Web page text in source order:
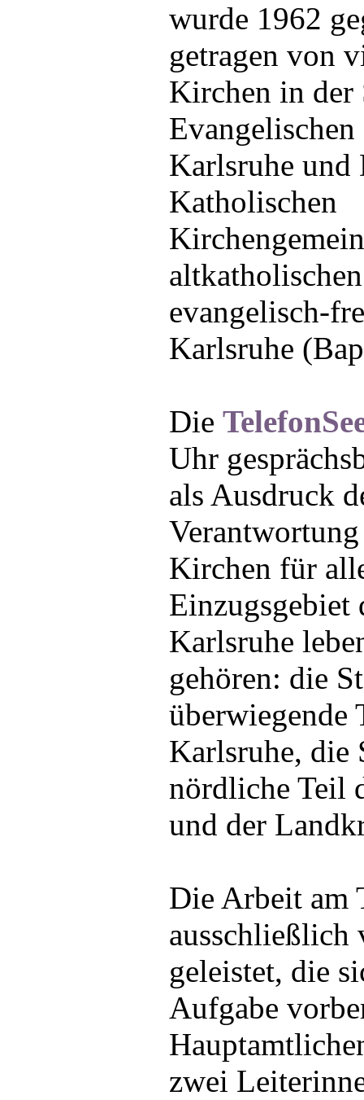
wurde 1962
getragen von
Kirchen in der
Karlsruhe und
Katholischen
evangelisch-
Karlsruhe
Die
Uhr
als Ausdruck
Kirchen für
Einzugsgebiet
Karlsruhe
gehören: die
überwiegende
Karlsruhe, die
nördliche Teil
und der
Die Arbeit am
ausschließlich
geleistet, die
Aufgabe
zwei